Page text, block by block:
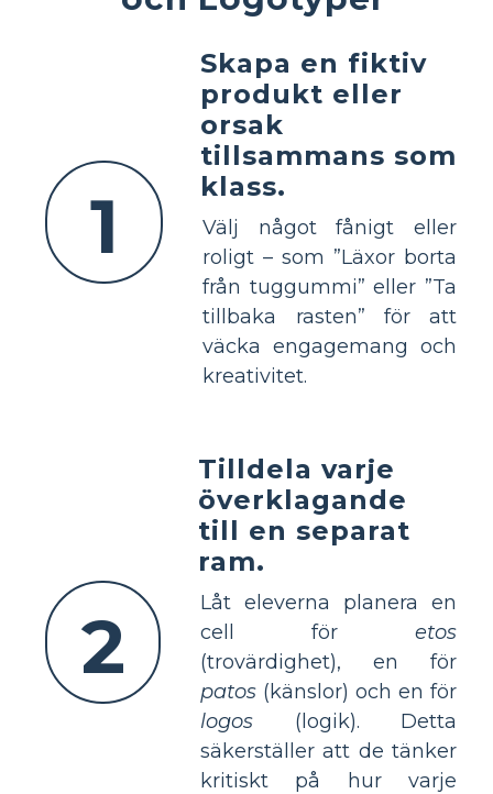
1
Skapa en fiktiv
produkt eller
orsak
tillsammans som
klass.
Välj något fånigt eller
roligt – som ”Läxor borta
från tuggummi” eller ”Ta
tillbaka rasten” för att
väcka engagemang och
kreativitet.
2
Tilldela varje
överklagande
till en separat
ram.
Låt eleverna planera en
cell för etos
(trovärdighet), en för
patos (känslor) och en för
logos (logik). Detta
säkerställer att de tänker
kritiskt på hur varje